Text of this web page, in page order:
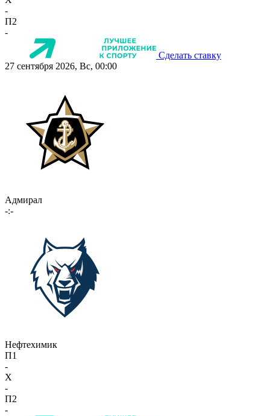
-
П2
-
Сделать ставку
27 сентября 2026, Вс, 00:00
Адмирал
-:-
Нефтехимик
П1
-
X
-
П2
-